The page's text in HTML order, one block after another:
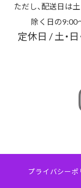
ただし、配送日は
除く日の9:00
定休日 / 土・日
プライバシーポ